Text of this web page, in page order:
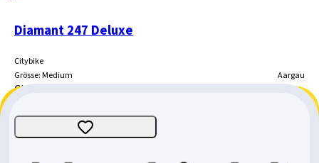
Diamant 247 Deluxe
Citybike
Grösse:Medium Aargau
CHF 1'799.-CHF 200.-